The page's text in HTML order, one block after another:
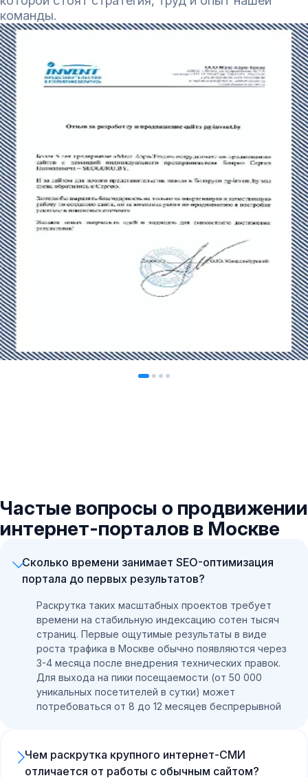
команды.
Частые вопросы о продвижении
интернет-порталов в Москве
Сколько времени занимает SEO-оптимизация
портала до первых результатов?
Раскрутка таких масштабных проектов требует
времени на стабильную индексацию сотен тысяч
страниц. Первые ощутимые результаты в виде
роста трафика в Москве обычно появляются через
3-4 месяца после внедрения технических правок.
Для выхода на пики посещаемости (от 50 000
уникальных посетителей в сутки) может
потребоваться от 8 до 12 месяцев беспрерывной
Чем раскрутка крупного интернет-СМИ
отличается от работы с обычным сайтом?